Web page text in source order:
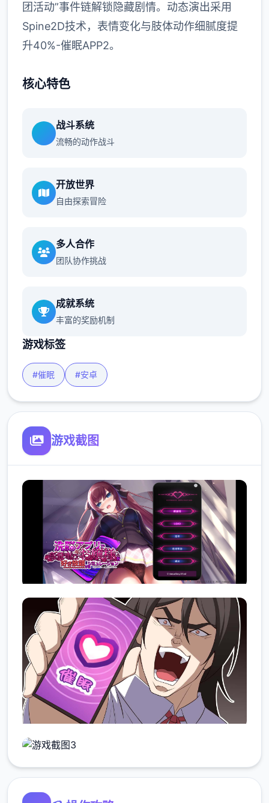
团活动”事件链解锁隐藏剧情。动态演出采用
Spine2D技术，表情变化与肢体动作细腻度提
升40%-催眠APP2。
核心特色
战斗系统
流畅的动作战斗
开放世界
自由探索冒险
多人合作
团队协作挑战
成就系统
丰富的奖励机制
游戏标签
#催眠 #安卓
游戏截图